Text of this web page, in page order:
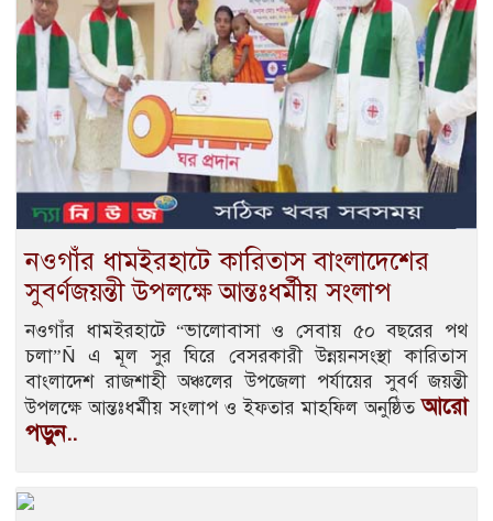
নওগাঁর ধামইরহাটে কারিতাস বাংলাদেশের
সুবর্ণজয়ন্তী উপলক্ষে আন্তঃধর্মীয় সংলাপ
নওগাঁর ধামইরহাটে “ভালোবাসা ও সেবায় ৫০ বছরের পথ
চলা”Ñ এ মূল সুর ঘিরে বেসরকারী উন্নয়নসংস্থা কারিতাস
বাংলাদেশ রাজশাহী অঞ্চলের উপজেলা পর্যায়ের সুবর্ণ জয়ন্তী
উপলক্ষে আন্তঃধর্মীয় সংলাপ ও ইফতার মাহফিল অনুষ্ঠিতআরো
পড়ুন..